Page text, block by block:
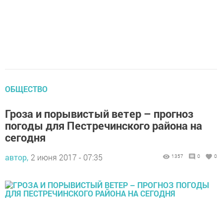
ОБЩЕСТВО
Гроза и порывистый ветер – прогноз
погоды для Пестречинского района на
сегодня
автор, 2 июня 2017 - 07:35 1357 0 0